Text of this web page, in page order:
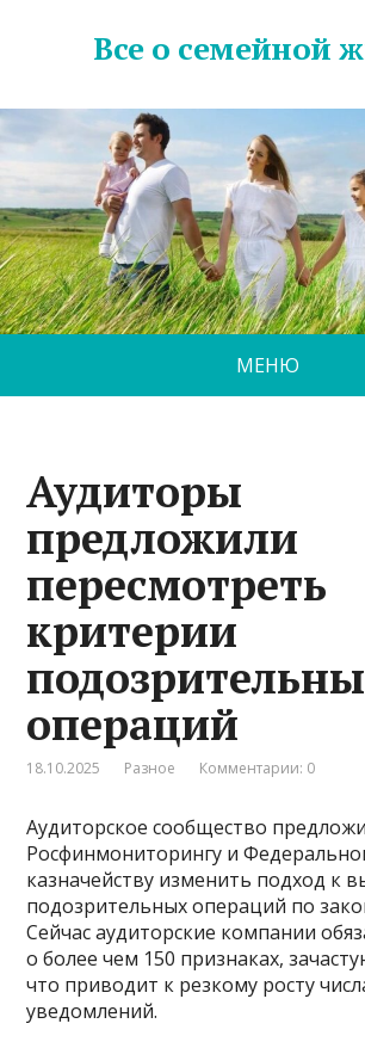
Все о семейной
МЕНЮ
Аудиторы
предложили
пересмотреть
критерии
операций
18.10.2025 Разное Комментарии: 0
Аудиторское сообщество
Росфинмониторингу и
казначейству изменить подход к
подозрительных операций по
Сейчас аудиторские компании
о более чем 150 признаках,
что приводит к резкому росту
уведомлений.